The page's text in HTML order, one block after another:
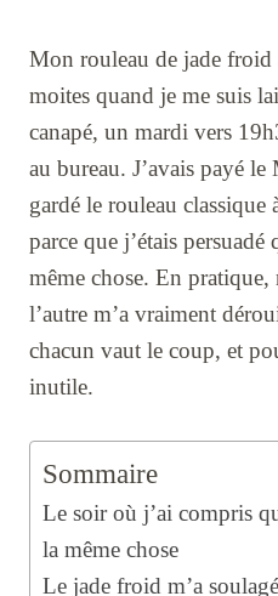
Mon rouleau de jade froid
moites quand je me suis
canapé, un mardi vers
au bureau. J’avais payé
gardé le rouleau
parce que j’étais
même chose. En pratique,
l’autre m’a vraiment
chacun vaut le coup, et
inutile.
Sommaire
Le soir où j’ai compris
la même chose
Le jade froid m’a